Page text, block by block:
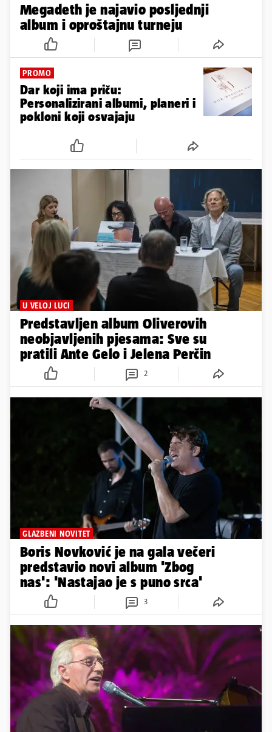
Megadeth je najavio posljednji
album i oproštajnu turneju
PROMO
Dar koji ima priču:
Personalizirani albumi, planeri i
pokloni koji osvajaju
U VELOJ LUCI
Predstavljen album Oliverovih
neobjavljenih pjesama: Sve su
pratili Ante Gelo i Jelena Perčin
2
GLAZBENI NOVITET
Boris Novković je na gala večeri
predstavio novi album 'Zbog
nas': 'Nastajao je s puno srca'
3